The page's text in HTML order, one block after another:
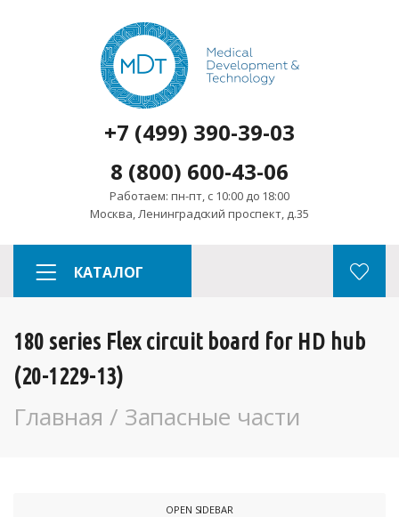
+7 (499) 390-39-03
8 (800) 600-43-06
Работаем: пн-пт, с 10:00 до 18:00
Москва, Ленинградский проспект, д.35
КАТАЛОГ
180 series Flex circuit board for HD hub
(20-1229-13)
Главная / Запасные части
OPEN SIDEBAR